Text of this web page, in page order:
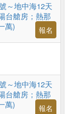
～地中海12天
台艙房；熱那
萬)
報名
～地中海12天
台艙房；熱那
萬)
報名